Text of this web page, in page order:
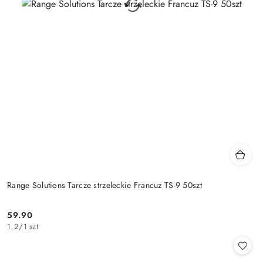
Range Solutions Tarcze strzeleckie Francuz TS-9 50szt
Cena:
59.90
1.2/1 szt